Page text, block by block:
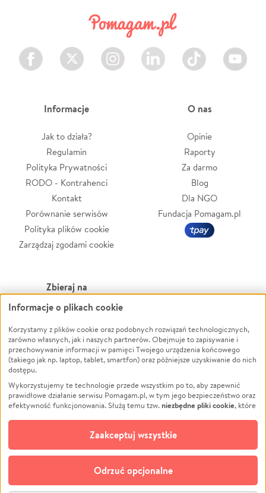
Facebook Twitter Instagram LinkedIn TikTok Youtube
Informacje
Jak to działa?
Regulamin
Polityka Prywatności
RODO - Kontrahenci
Kontakt
Porównanie serwisów
Polityka plików cookie
Zarządzaj zgodami cookie
O nas
Opinie
Raporty
Za darmo
Blog
Dla NGO
Fundacja Pomagam.pl
Zbieraj na
Leczenie
Zwierzęta
Pożar
Ukraina
Pomoc Finansowa
Projekty
Pogrzeb
Społeczność lokalna
Kultura
Powódź
Wichura
NGO
Edukacja
Podróż
Impreza
Ochrona środowiska
Biznes
Informacje o plikach cookie
Korzystamy z plików cookie oraz podobnych rozwiązań technologicznych,
zarówno własnych, jak i naszych partnerów. Obejmuje to zapisywanie i
przechowywanie informacji w pamięci Twojego urządzenia końcowego
(takiego jak np. laptop, tablet, smartfon) oraz późniejsze uzyskiwanie do nich
dostępu.
Wykorzystujemy te technologie przede wszystkim po to, aby zapewnić
prawidłowe działanie serwisu Pomagam.pl, w tym jego bezpieczeństwo oraz
efektywność funkcjonowania. Służą temu tzw.niezbędne pliki cookie, które
opcjonalnych plików cookie
technologii do celów analitycznych i retargetingowych. Możesz wyrazić
zgodę na ich stosowanie lub jej odmówić. W dowolnym momencie masz
możliwość zmiany swoich preferencji na stronie „Zarządzaj zgodami cookie”,
do której link znajdziesz w stopce serwisu Pomagam.pl. Opcjonalne pliki
cookie wykorzystywane są w następujących celach:
Odrzuć opcjonalne
Zaakceptuj wszystkie